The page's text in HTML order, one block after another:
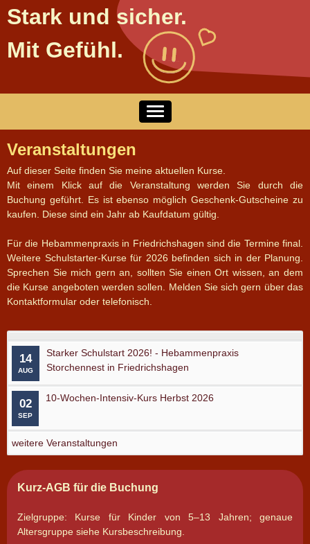
Stark und sicher.
Mit Gefühl.
Kurse & Veranstaltungen
Kinder & Familien
Kitas & Schulen
Kontakt
Veranstaltungen
Auf dieser Seite finden Sie meine aktuellen Kurse.
Mit einem Klick auf die Veranstaltung werden Sie durch die
Buchung geführt. Es ist ebenso möglich Geschenk-Gutscheine zu
kaufen. Diese sind ein Jahr ab Kaufdatum gültig.
Für die Hebammenpraxis in Friedrichshagen sind die Termine final.
Weitere Schulstarter-Kurse für 2026 befinden sich in der Planung.
Sprechen Sie mich gern an, sollten Sie einen Ort wissen, an dem
die Kurse angeboten werden sollen. Melden Sie sich gern über das
Kontaktformular oder telefonisch.
14
AUG
Starker Schulstart 2026! - Hebammenpraxis
Storchennest in Friedrichshagen
02
SEP
10-Wochen-Intensiv-Kurs Herbst 2026
weitere Veranstaltungen
Kurz-AGB für die Buchung
Zielgruppe: Kurse für Kinder von 5–13 Jahren; genaue
Altersgruppe siehe Kursbeschreibung.